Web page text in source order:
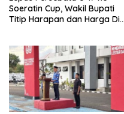
Soeratin Cup, Wakil Bupati
Titip Harapan dan Harga Diri